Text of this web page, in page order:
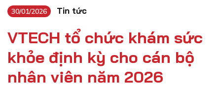
30/01/2026 Tin tức
VTECH tổ chức khám sức
khỏe định kỳ cho cán bộ
nhân viên năm 2026